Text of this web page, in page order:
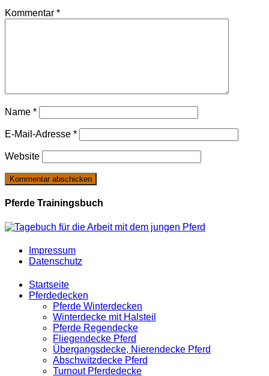
Kommentar *
Name *
E-Mail-Adresse *
Website
Pferde Trainingsbuch
Impressum
Datenschutz
Startseite
Pferdedecken
Pferde Winterdecken
Winterdecke mit Halsteil
Pferde Regendecke
Fliegendecke Pferd
Übergangsdecke, Nierendecke Pferd
Abschwitzdecke Pferd
Turnout Pferdedecke